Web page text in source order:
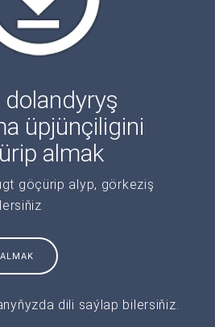
üpjünçiligini
almak
göçürip alyp, görkeziş
dili saýlap bilersiňiz.